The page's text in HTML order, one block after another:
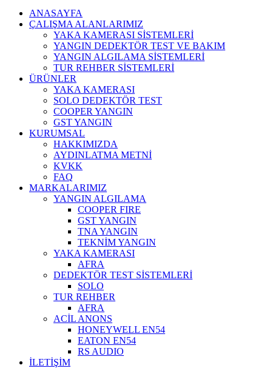
ANASAYFA
ÇALIŞMA ALANLARIMIZ
YAKA KAMERASI SİSTEMLERİ
YANGIN DEDEKTÖR TEST VE BAKIM
YANGIN ALGILAMA SİSTEMLERİ
TUR REHBER SİSTEMLERİ
ÜRÜNLER
YAKA KAMERASI
SOLO DEDEKTÖR TEST
COOPER YANGIN
GST YANGIN
KURUMSAL
HAKKIMIZDA
AYDINLATMA METNİ
KVKK
FAQ
MARKALARIMIZ
YANGIN ALGILAMA
COOPER FIRE
GST YANGIN
TNA YANGIN
TEKNİM YANGIN
YAKA KAMERASI
AFRA
DEDEKTÖR TEST SİSTEMLERİ
SOLO
TUR REHBER
AFRA
ACİL ANONS
HONEYWELL EN54
EATON EN54
RS AUDIO
İLETİŞİM